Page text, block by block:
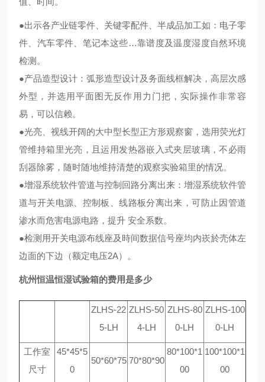
●出示各产业链零件、关键零配件、半成品加工如：电子零
件、汽车零件、笔记本这些…靠谱度及温度湿度自然环境
检测。
●产品造型设计：弧形造型设计及务面线框解决，高层次感
外型，并选用平面图无反作用力门把，实际操作非常容
易，可以信赖。
●光亮、视线开阔的大中型长型正方形观察窗，选用荧光灯
管维持箱里光亮，且运用发热器嵌入式夹层玻璃，不必雨
刮器除雾，随时随地维持清楚的观察实验箱里的情况。
●增湿系统软件管道与控制回路分离出来：增湿系统软件管
道与开关电源、控制板、线路板分离出来，可防止因管道
渗水而危害电源电路，提升 安全系数。
●检测用开关电源布线座及時间数据信号座均内崁於壳体左
边面的下边（额定电压2A）。
杭州恒温恒湿试验箱的费用是多少
ZLHS-22
5-LH
ZLHS-50
4-LH
ZLHS-80
0-LH
ZLHS-100
0-LH
工作室
尺寸
45*45*5
0
50*60*75 70*80*90
80*100*1
00
100*100*1
00